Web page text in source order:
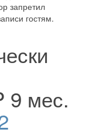
запретил
гостям.
9 мес.